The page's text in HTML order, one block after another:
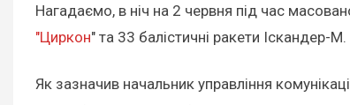
Нагадаємо, в ніч на 2 червня під час
"Циркон" та 33 балістичні ракети Іскандер-
Як зазначив начальник управління